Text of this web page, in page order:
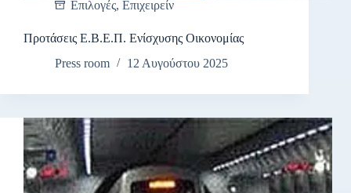
Επιλογές, Επιχειρείν
Προτάσεις Ε.Β.Ε.Π. Ενίσχυσης Οικονομίας
Press room
12 Αυγούστου 2025